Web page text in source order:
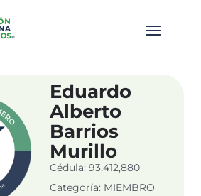
Eduardo
Alberto
Barrios
Murillo
Cédula: 93,412,880
Categoría: MIEMBRO